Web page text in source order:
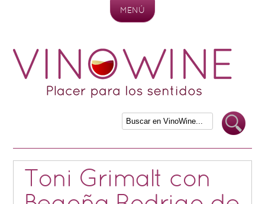
MENÚ
Toni Grimalt con